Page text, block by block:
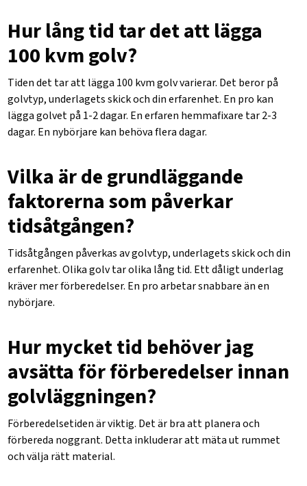
Hur lång tid tar det att lägga
100 kvm golv?
Tiden det tar att lägga 100 kvm golv varierar. Det beror på
golvtyp, underlagets skick och din erfarenhet. En pro kan
lägga golvet på 1-2 dagar. En erfaren hemmafixare tar 2-3
dagar. En nybörjare kan behöva flera dagar.
Vilka är de grundläggande
faktorerna som påverkar
tidsåtgången?
Tidsåtgången påverkas av golvtyp, underlagets skick och din
erfarenhet. Olika golv tar olika lång tid. Ett dåligt underlag
kräver mer förberedelser. En pro arbetar snabbare än en
nybörjare.
Hur mycket tid behöver jag
avsätta för förberedelser innan
golvläggningen?
Förberedelsetiden är viktig. Det är bra att planera och
förbereda noggrant. Detta inkluderar att mäta ut rummet
och välja rätt material.